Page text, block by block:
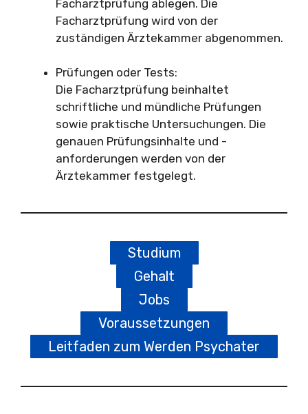
Facharztprüfung ablegen. Die
Facharztprüfung wird von der
zuständigen Ärztekammer abgenommen.
Prüfungen oder Tests:
Die Facharztprüfung beinhaltet
schriftliche und mündliche Prüfungen
sowie praktische Untersuchungen. Die
genauen Prüfungsinhalte und -
anforderungen werden von der
Ärztekammer festgelegt.
Studium
Gehalt
Jobs
Voraussetzungen
Leitfaden zum Werden Psychater